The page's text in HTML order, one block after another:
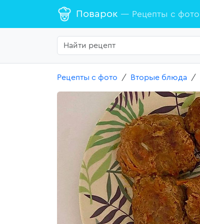
Поварок — Рецепты с фото
Рецепты с фото Вторые блюда